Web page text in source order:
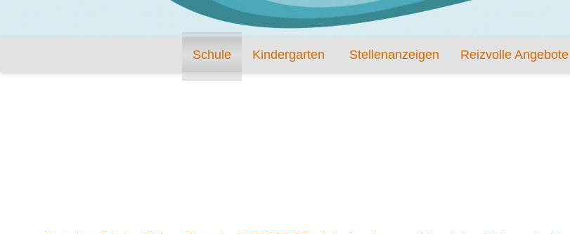
Schule Kindergarten Stellenanzeigen Reizvolle Angebote